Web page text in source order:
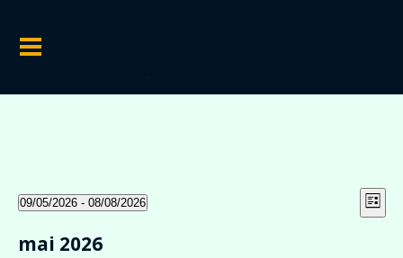
Évènements
par
de
Liste
09/05/2026 - 08/08/2026
date.
mai 2026